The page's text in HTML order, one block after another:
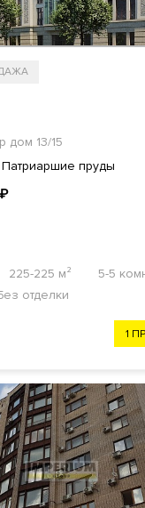
дом 13/15
пруды
₽
225-225 м²
5-5
отделки
1